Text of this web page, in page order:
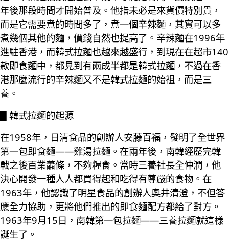
年後那段時間才開始普及。他指未必是來貨價特別貴，
而是它需要煮的時間多了，煮一個辛辣麵，其實可以多
煮幾個其他的麵，價錢自然也提高了。辛辣麵在1996年
進駐香港，而韓式拉麵也越來越盛行，到現在在超市140
款即食麵中，都見到有兩成半都是韓式拉麵，不過在香
港那麼流行的辛辣麵又不是韓式拉麵的始祖，而是三
養。
█ 韓式拉麵的起源
在1958年，日清食品的創辦人安藤百福，發明了全世界
第一包即食麵——雞湯拉麵。在兩年後，南韓經歷完韓
戰之後百業蕭條，不夠糧食。當時三養社長全仲潤，他
決心開發一種人人都買得起和吃得有尊嚴的食物。在
1963年，他認識了明星食品的創辦人奧井清澄，不但答
應全力協助，更將他們推出的即食麵配方都給了對方。
1963年9月15日，南韓第一包拉麵——三養拉麵就這樣
誕生了。